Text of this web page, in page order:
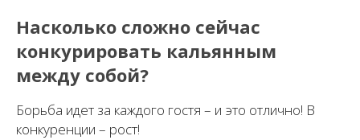
Насколько сложно сейчас
конкурировать кальянным
между собой?
Борьба идет за каждого гостя – и это отлично! В
конкуренции – рост!